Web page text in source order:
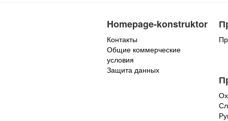
Homepage-konstruktor
Контакты
Общие коммерческие
условия
Защита данных